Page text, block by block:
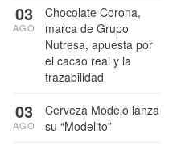
Chocolate Corona,
marca de Grupo
Nutresa, apuesta por
el cacao real y la
trazabilidad
03
AGO
Cerveza Modelo lanza
su “Modelito”
03
AGO